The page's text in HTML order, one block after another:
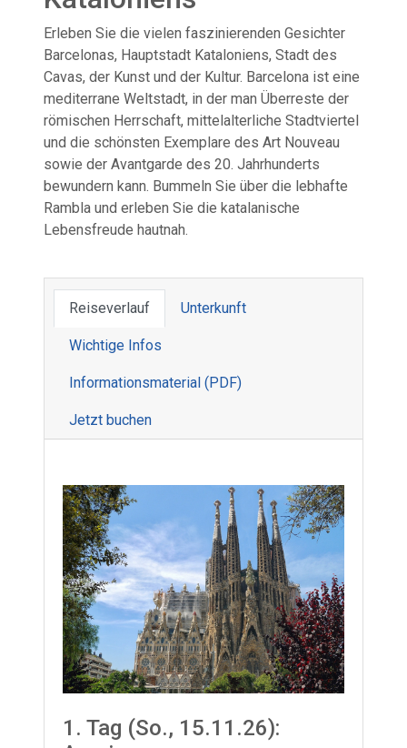
Erleben Sie die vielen faszinierenden Gesichter
Barcelonas, Hauptstadt Kataloniens, Stadt des
Cavas, der Kunst und der Kultur. Barcelona ist eine
mediterrane Weltstadt, in der man Überreste der
römischen Herrschaft, mittelalterliche Stadtviertel
und die schönsten Exemplare des Art Nouveau
sowie der Avantgarde des 20. Jahrhunderts
bewundern kann. Bummeln Sie über die lebhafte
Rambla und erleben Sie die katalanische
Lebensfreude hautnah.
Reiseverlauf Unterkunft
Wichtige Infos
Informations­material (PDF)
Jetzt buchen
1. Tag (So., 15.11.26):